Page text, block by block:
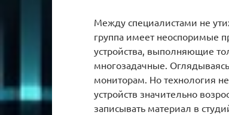
Между специалистами не
группа имеет неоспоримые
устройства, выполняющие
многозадачные.
мониторам. Но технология
устройств значительно
записывать материал в